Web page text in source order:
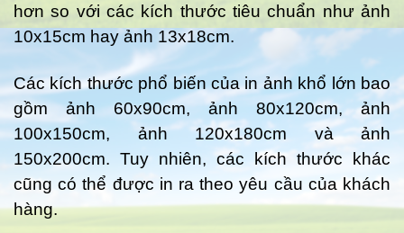
hơn so với các kích thước tiêu chuẩn như ảnh
10x15cm hay ảnh 13x18cm.
Các kích thước phổ biến của in ảnh khổ lớn bao
gồm ảnh 60x90cm, ảnh 80x120cm, ảnh
100x150cm, ảnh 120x180cm và ảnh
150x200cm. Tuy nhiên, các kích thước khác
cũng có thể được in ra theo yêu cầu của khách
hàng.